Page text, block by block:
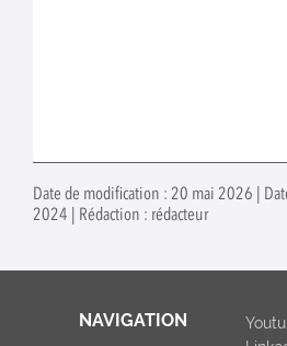
Date de modification : 20 mai 2026 |
2024 | Rédaction : rédacteur
NAVIGATION